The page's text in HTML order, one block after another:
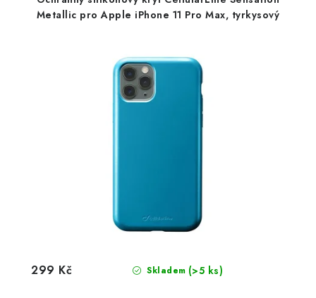
Metallic pro Apple iPhone 11 Pro Max, tyrkysový
Skladem (>5 ks)
299 Kč